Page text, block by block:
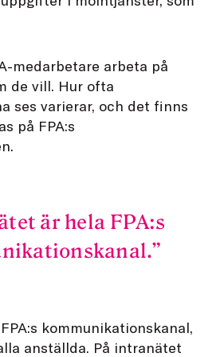
medarbetare arbeta på
de vill. Hur ofta
ses varierar, och det finns
på FPA:s
är hela FPA:s
kommunikationskanal,
anställda. På intranätet